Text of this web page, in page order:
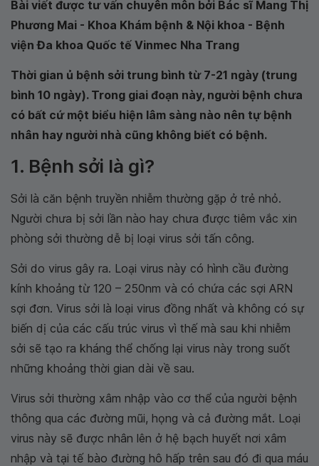
Bài viết được tư vấn chuyên môn bởi Bác sĩ Mang Thị
Phương Mai - Khoa Khám bệnh & Nội khoa - Bệnh
viện Đa khoa Quốc tế Vinmec Nha Trang
Thời gian ủ bệnh sởi trung bình từ 7-21 ngày (trung
bình 10 ngày). Trong giai đoạn này, người bệnh chưa
có bất cứ một biểu hiện lâm sàng nào nên tự bệnh
nhân hay người nhà cũng không biết có bệnh.
1. Bệnh sởi là gì?
Sởi là căn bệnh truyền nhiễm thường gặp ở trẻ nhỏ.
Người chưa bị sởi lần nào hay chưa được tiêm vắc xin
phòng sởi thường dễ bị loại virus sởi tấn công.
Sởi do virus gây ra. Loại virus này có hình cầu đường
kính khoảng từ 120 – 250nm và có chứa các sợi ARN
sợi đơn. Virus sởi là loại virus đồng nhất và không có sự
biến dị của các cấu trúc virus vì thế mà sau khi nhiễm
sởi sẽ tạo ra kháng thể chống lại virus này trong suốt
những khoảng thời gian dài về sau.
Virus sởi thường xâm nhập vào cơ thể của người bệnh
thông qua các đường mũi, họng và cả đường mắt. Loại
virus này sẽ được nhân lên ở hệ bạch huyết nơi xâm
nhập và tại tế bào đường hô hấp trên sau đó đi qua máu